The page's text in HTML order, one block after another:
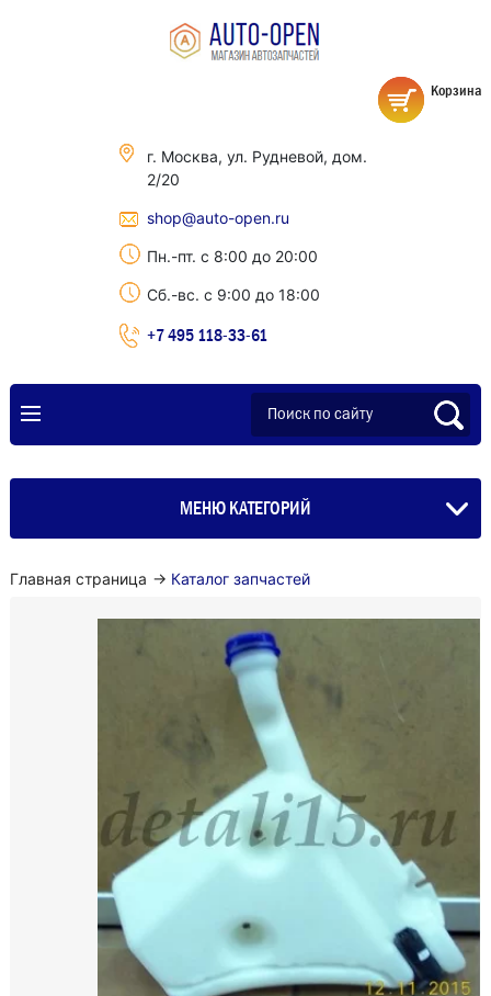
г. Москва, ул. Рудневой, дом.
2/20
shop@auto-open.ru
Пн.-пт. с 8:00 до 20:00
Сб.-вс. с 9:00 до 18:00
+7 495 118-33-61
Корзина
МЕНЮ КАТЕГОРИЙ
Главная страница → Каталог запчастей